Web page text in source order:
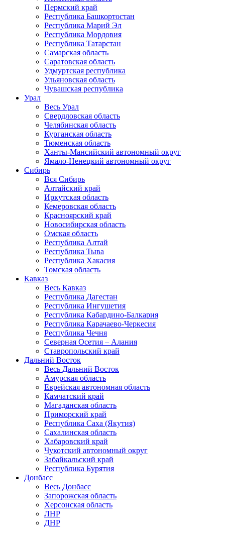
Пермский край
Республика Башкортостан
Республика Марий Эл
Республика Мордовия
Республика Татарстан
Самарская область
Саратовская область
Удмуртская республика
Ульяновская область
Чувашская республика
Урал
Весь Урал
Свердловская область
Челябинская область
Курганская область
Тюменская область
Ханты-Мансийский автономный округ
Ямало-Ненецкий автономный округ
Сибирь
Вся Сибирь
Алтайский край
Иркутская область
Кемеровская область
Красноярский край
Новосибирская область
Омская область
Республика Алтай
Республика Тыва
Республика Хакасия
Томская область
Кавказ
Весь Кавказ
Республика Дагестан
Республика Ингушетия
Республика Кабардино-Балкария
Республика Карачаево-Черкесия
Республика Чечня
Северная Осетия – Алания
Ставропольский край
Дальний Восток
Весь Дальний Восток
Амурская область
Еврейская автономная область
Камчатский край
Магаданская область
Приморский край
Республика Саха (Якутия)
Сахалинская область
Хабаровский край
Чукотский автономный округ
Забайкальский край
Республика Бурятия
Донбасс
Весь Донбасс
Запорожская область
Херсонская область
ЛНР
ДНР